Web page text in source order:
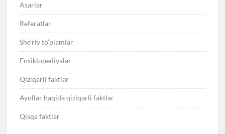
Asarlar
Referatlar
She’riy to’plamlar
Ensiklopediyalar
Qiziqarli faktlar
Ayollar haqida qiziqarli faktlar
Qisqa faktlar